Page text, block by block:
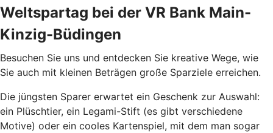
Weltspartag bei der VR Bank Main-
Kinzig-Büdingen
Besuchen Sie uns und entdecken Sie kreative Wege, wie
Sie auch mit kleinen Beträgen große Sparziele erreichen.
Die jüngsten Sparer erwartet ein Geschenk zur Auswahl:
ein Plüschtier, ein Legami-Stift (es gibt verschiedene
Motive) oder ein cooles Kartenspiel, mit dem man sogar